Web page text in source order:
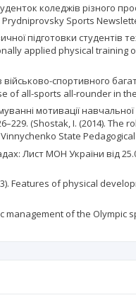
коледжів різного
Sports
підготовки студентів
applied physical
спортивного
of all-sports all-rounder in
мотивації
(Shostak, I. (2014).
State Pedagogical
Лист МОН України від
Features of physical
management of the